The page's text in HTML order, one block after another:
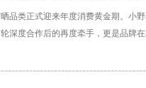
品类正式迎来年度消费黄金期。小
深度合作后的再度牵手，更是品牌在